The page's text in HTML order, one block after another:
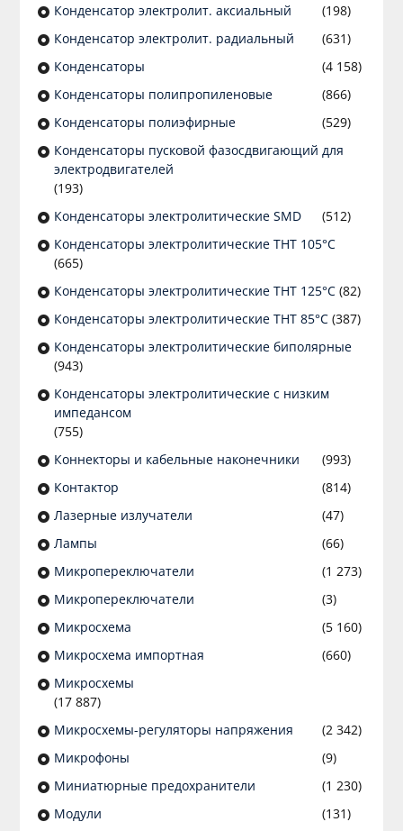
Конденсатор электролит. аксиальный
(198)
Конденсатор электролит. радиальный
(631)
Конденсаторы
(4 158)
Конденсаторы полипропиленовые
(866)
Конденсаторы полиэфирные
(529)
Конденсаторы пусковой фазосдвигающий для
электродвигателей
(193)
Конденсаторы электролитические SMD
(512)
Конденсаторы электролитические THT 105°C
(665)
Конденсаторы электролитические THT 125°C(82)
Конденсаторы электролитические THT 85°C(387)
Конденсаторы электролитические биполярные
(943)
Конденсаторы электролитические с низким
импедансом
(755)
Коннекторы и кабельные наконечники
(993)
Контактор
(814)
Лазерные излучатели
(47)
Лампы
(66)
Микропереключатели
(1 273)
Микропереключатели
(3)
Микросхема
(5 160)
Микросхема импортная
(660)
Микросхемы
(17 887)
Микросхемы-регуляторы напряжения
(2 342)
Микрофоны
(9)
Миниатюрные предохранители
(1 230)
Модули
(131)